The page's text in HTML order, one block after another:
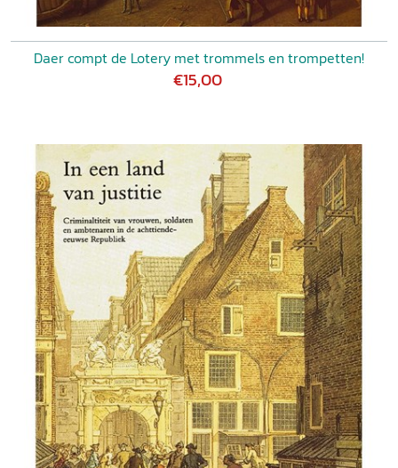
Daer compt de Lotery met trommels en trompetten!
€15,00